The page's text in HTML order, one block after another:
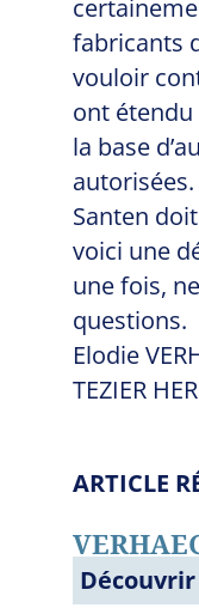
fabricants
vouloir
ont
la base
Santen
voici une
une fois,
questions.
Elodie
TEZIER
ARTICLE